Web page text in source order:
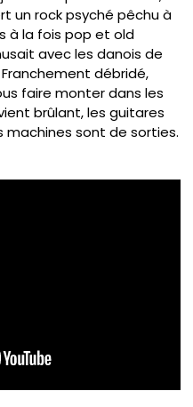
un rock psyché pêchu à
à la fois pop et old
avec les danois de
Franchement débridé,
faire monter dans les
brûlant, les guitares
machines sont de sorties.